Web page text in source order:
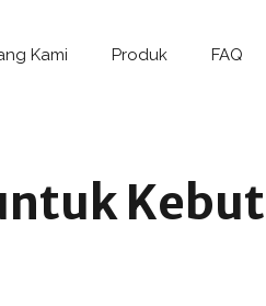
Kami Produk FAQ